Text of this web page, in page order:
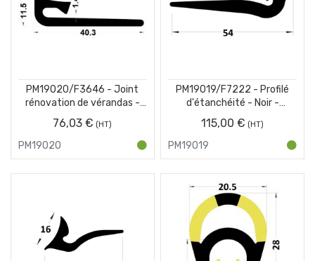
PM19020/F3646 - Joint
rénovation de vérandas -
Noir - Couronne 25 m
76,03 €
PM19020
PM19019/F7222 - Profilé
d'étanchéité - Noir -
Couronne 25 m
115,00 €
PM19019